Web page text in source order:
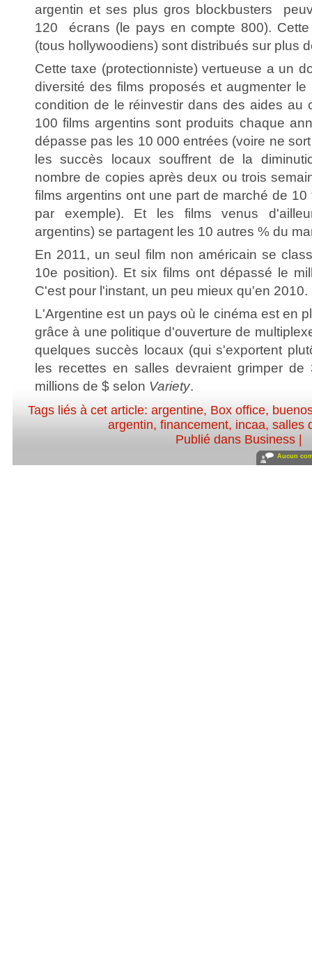
argentin et ses plus gros blockbusters
120 écrans (le pays en compte 800).
(tous hollywoodiens) sont distribués sur plus
Cette taxe (protectionniste) vertueuse a un
diversité des films proposés et augmenter
condition de le réinvestir dans des aides au
100 films argentins sont produits chaque
dépasse pas les 10 000 entrées (voire ne
les succès locaux souffrent de la
nombre de copies après deux ou trois
films argentins ont une part de marché de
par exemple). Et les films venus
argentins) se partagent les 10 autres % du
En 2011, un seul film non américain se
10e position). Et six films ont dépassé le
C'est pour l'instant, un peu mieux qu'en 2010.
L'Argentine est un pays où le cinéma est en
grâce à une politique d'ouverture de
quelques succès locaux (qui s'exportent
les recettes en salles devraient grimper de
millions de $ selon Variety.
Tags liés à cet article:argentine, Box office,
argentin,financement, incaa,salles
Publié dans Business
Aucun